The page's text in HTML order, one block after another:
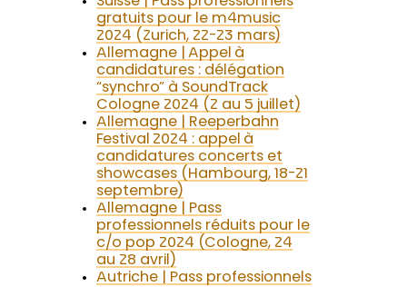
gratuits pour le m4music
2024 (Zurich, 22-23 mars)
Allemagne | Appel à
candidatures : délégation
“synchro” à SoundTrack
Cologne 2024 (2 au 5 juillet)
Allemagne | Reeperbahn
Festival 2024 : appel à
candidatures concerts et
showcases (Hambourg, 18-21
septembre)
Allemagne | Pass
professionnels réduits pour le
c/o pop 2024 (Cologne, 24
au 28 avril)
Autriche | Pass professionnels